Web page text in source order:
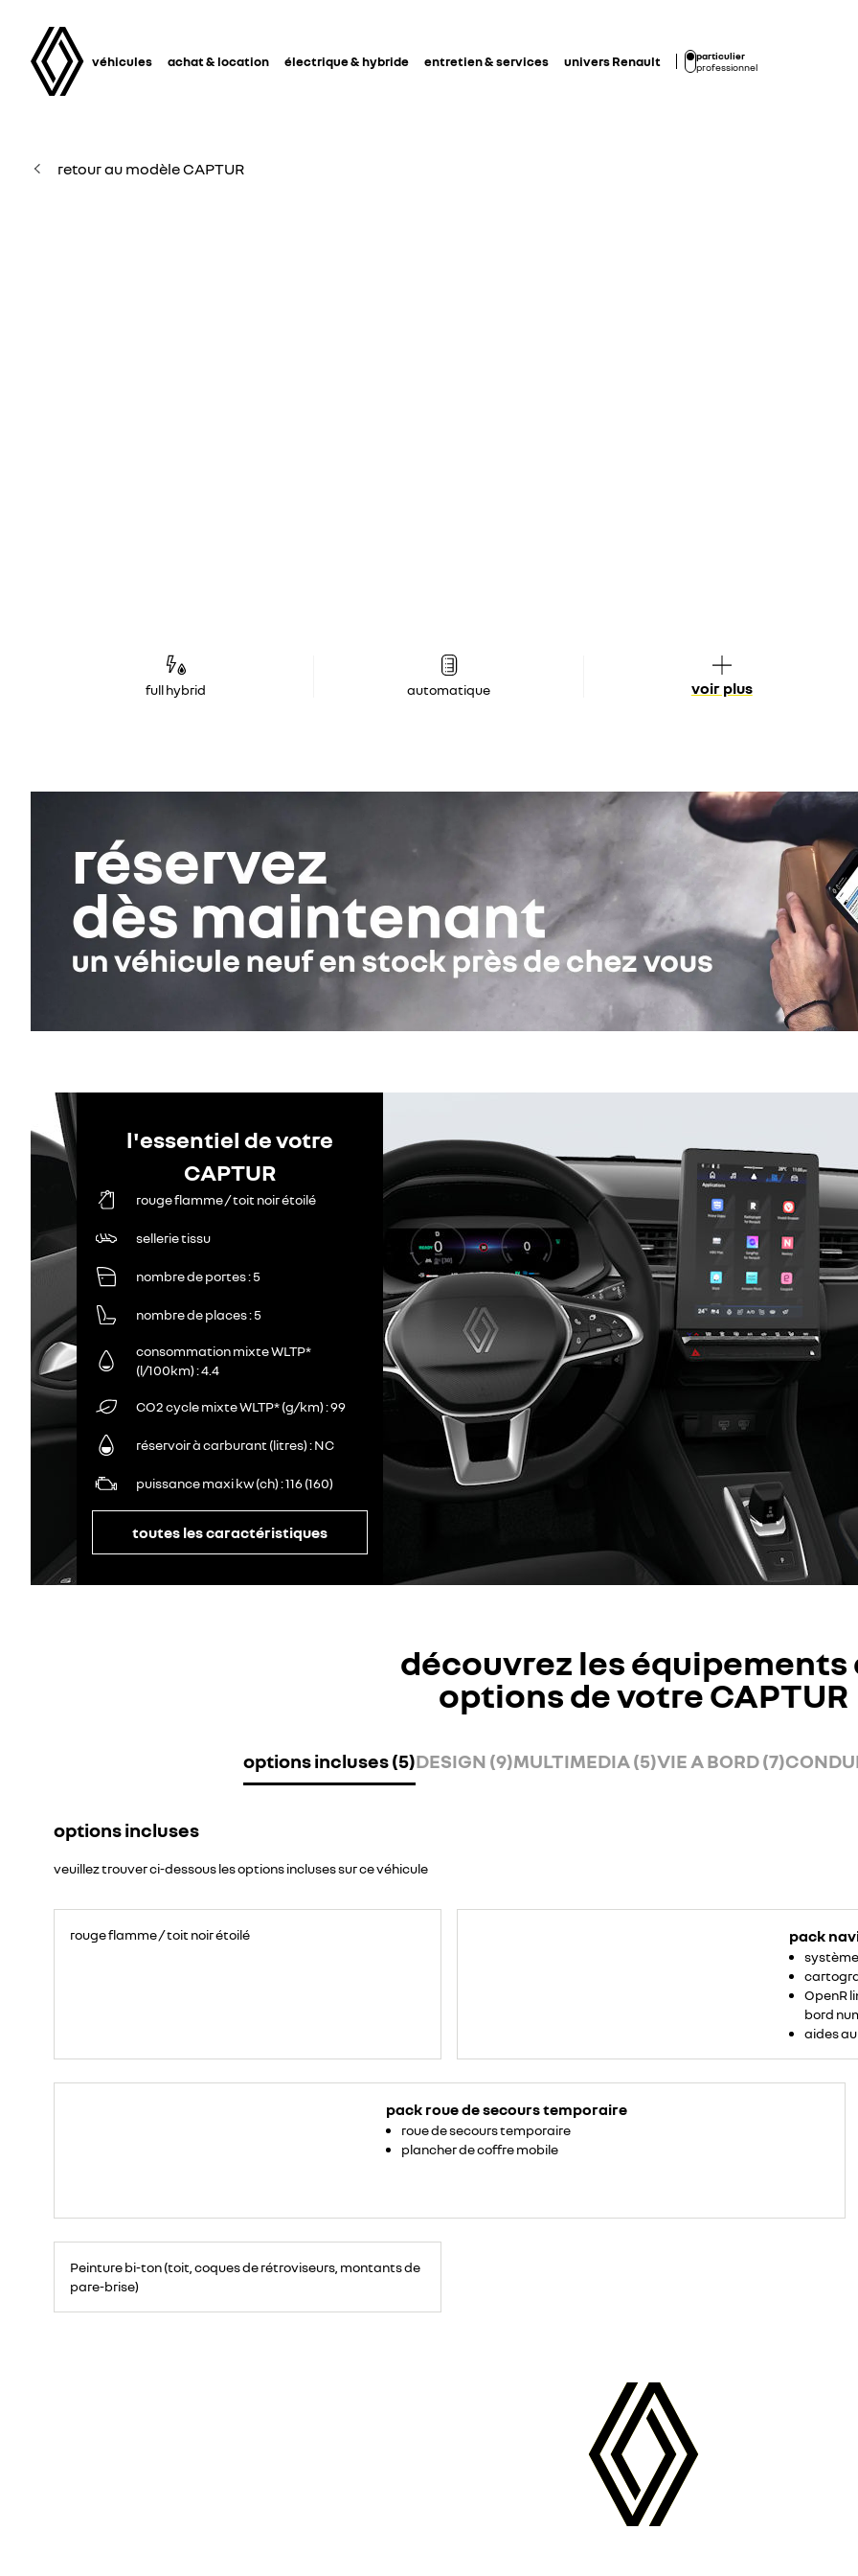
véhicules achat & location électrique & hybride entretien & services univers Renault
particulier
professionnel
retour au modèle CAPTUR
full hybrid automatique voir plus
l'essentiel de votre
CAPTUR
rouge flamme / toit noir étoilé
sellerie tissu
nombre de portes 5
nombre de places 5
consommation mixte WLTP*
(l/100km) 4.4
CO2 cycle mixte WLTP* (g/km) 99
réservoir à carburant (litres) NC
puissance maxi kw (ch) 116 (160)
toutes les caractéristiques
découvrez les équipements
options de votre CAPTUR
options incluses (5)DESIGN (9)MULTIMEDIA (5)VIE A BORD (7)
options incluses
veuillez trouver ci-dessous les options incluses sur ce véhicule
rouge flamme / toit noir étoilé pack
OpenR
bord
aides
pack roue de secours temporaire
roue de secours temporaire
plancher de coffre mobile
Peinture bi-ton (toit, coques de rétroviseurs, montants de
pare-brise)